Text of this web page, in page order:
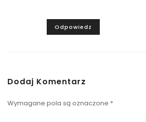
Odpowiedz
Dodaj Komentarz
Wymagane pola są oznaczone *